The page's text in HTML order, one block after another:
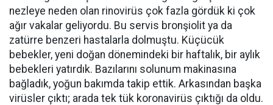
nezleye neden olan rinovirüs çok fazla gördük ki çok
ağır vakalar geliyordu. Bu servis bronşiolit ya da
zatürre benzeri hastalarla dolmuştu. Küçücük
bebekler, yeni doğan dönemindeki bir haftalık, bir aylık
bebekleri yatırdık. Bazılarını solunum makinasına
bağladık, yoğun bakımda takip ettik. Arkasından başka
virüsler çıktı; arada tek tük koronavirüs çıktığı da oldu.